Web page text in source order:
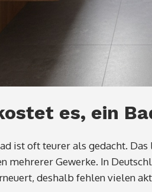
es, ein
ist oft teurer als gedacht.
mehrerer Gewerke. In
deshalb fehlen vielen